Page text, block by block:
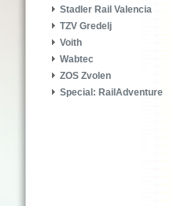
Stadler Rail Valencia
TZV Gredelj
Voith
Wabtec
ZOS Zvolen
Special: RailAdventure